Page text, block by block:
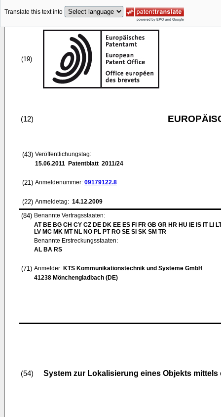
Translate this text into
(19)
(12)
(43) Veröffentlichungstag:
15.06.2011 Patentblatt 2011/24
(21) Anmeldenummer: 09179122.8
(22) Anmeldetag: 14.12.2009
(84) Benannte Vertragsstaaten:
AT BE BG CH CY CZ DE DK EE ES FI FR GB GR HR HU IE IS IT LI
LV MC MK MT NL NO PL PT RO SE SI SK SM TR
Benannte Erstreckungsstaaten:
AL BA RS
(71) Anmelder: KTS Kommunikationstechnik und Systeme GmbH
41238 Mönchengladbach (DE)
(54) System zur Lokalisierung eines Objekts